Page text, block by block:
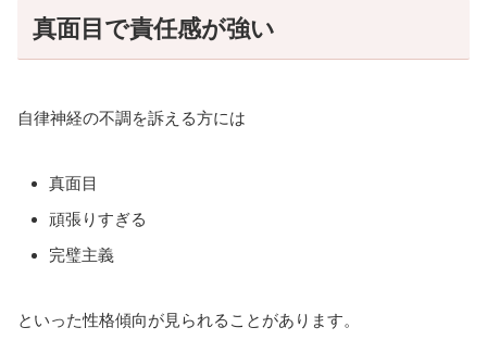
真面目で責任感が強い
自律神経の不調を訴える方には
真面目
頑張りすぎる
完璧主義
といった性格傾向が見られることがあります。